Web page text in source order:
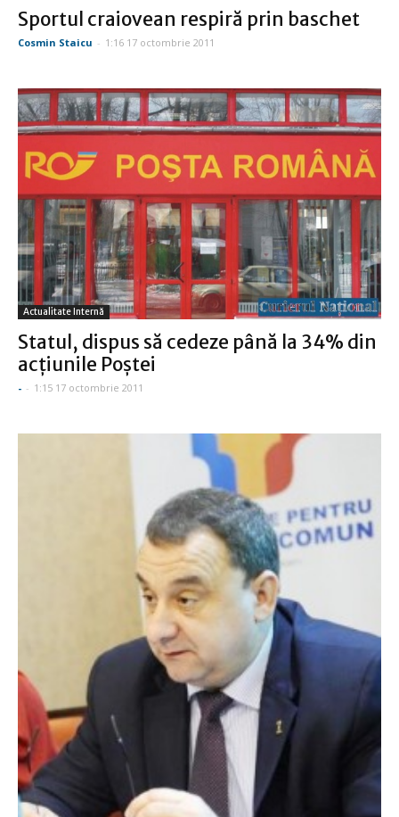
Sportul craiovean respiră prin baschet
Cosmin Staicu - 1:16 17 octombrie 2011
Actualitate Internă
Statul, dispus să cedeze până la 34% din
acţiunile Poştei
- - 1:15 17 octombrie 2011